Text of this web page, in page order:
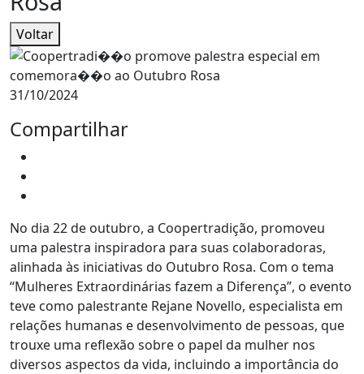
Voltar
31/10/2024
Compartilhar
No dia 22 de outubro, a Coopertradição, promoveu
uma palestra inspiradora para suas colaboradoras,
alinhada às iniciativas do Outubro Rosa. Com o tema
“Mulheres Extraordinárias fazem a Diferença”, o evento
teve como palestrante Rejane Novello, especialista em
relações humanas e desenvolvimento de pessoas, que
trouxe uma reflexão sobre o papel da mulher nos
diversos aspectos da vida, incluindo a importância do